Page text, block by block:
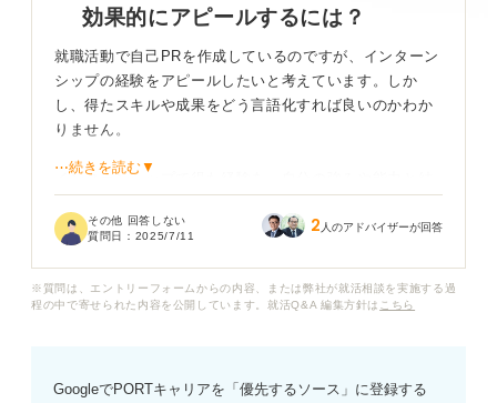
効果的にアピールするには？
就職活動で自己PRを作成しているのですが、インターン
シップの経験をアピールしたいと考えています。しか
し、得たスキルや成果をどう言語化すれば良いのかわか
りません。
インターンシップで得た経験を、自分の強みや能力と結
いします。
⋯続きを読む▼
その他 回答しない
質問日： 2025/7/11 2 人のアドバイザーが回答
※質問は、エントリーフォームからの内容、または弊社が就活相談を実施する過
程の中で寄せられた内容を公開しています。就活Q&A 編集方針は こちら
GoogleでPORTキャリアを「優先するソース」に登録する